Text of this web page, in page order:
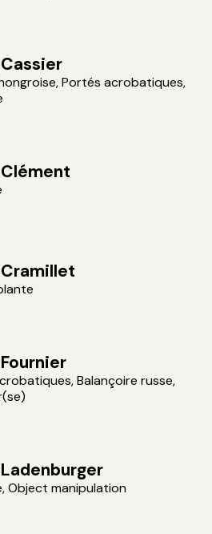
Portés acrobatiques,
Balançoire russe,
Object manipulation